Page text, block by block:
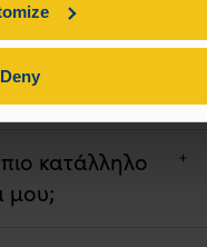
Deny
κατάλληλο
μου;